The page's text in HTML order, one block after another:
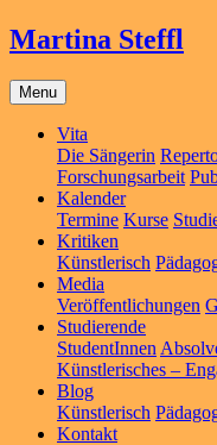
Martina Steffl
Menu
Vita
Die Sängerin
Forschungsarbeit
Kalender
Termine Kurse
Kritiken
Künstlerisch
Media
Veröffentlichungen
Studierende
StudentInnen
Künstlerisches –
Blog
Künstlerisch
Kontakt